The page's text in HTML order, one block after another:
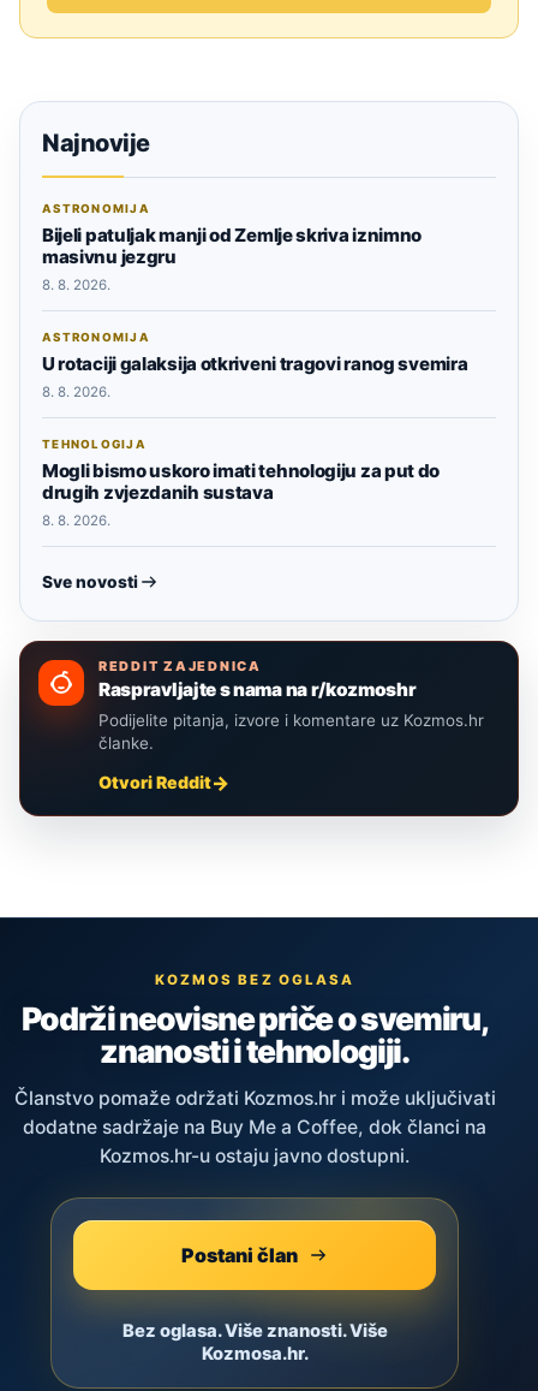
Najnovije
ASTRONOMIJA
Bijeli patuljak manji od Zemlje skriva iznimno
masivnu jezgru
8. 8. 2026.
ASTRONOMIJA
U rotaciji galaksija otkriveni tragovi ranog svemira
8. 8. 2026.
TEHNOLOGIJA
Mogli bismo uskoro imati tehnologiju za put do
drugih zvjezdanih sustava
8. 8. 2026.
Sve novosti
REDDIT ZAJEDNICA
Raspravljajte s nama na r/kozmoshr
Podijelite pitanja, izvore i komentare uz Kozmos.hr
članke.
Otvori Reddit
KOZMOS BEZ OGLASA
Podrži neovisne priče o svemiru,
znanosti i tehnologiji.
Članstvo pomaže održati Kozmos.hr i može uključivati
dodatne sadržaje na Buy Me a Coffee, dok članci na
Kozmos.hr-u ostaju javno dostupni.
Postani član
Bez oglasa. Više znanosti. Više
Kozmosa.hr.